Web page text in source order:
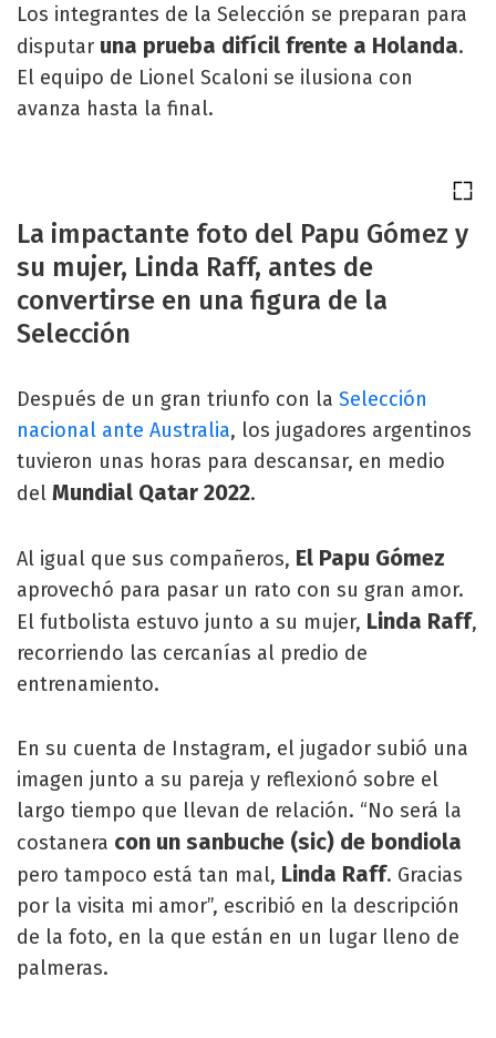
Los integrantes de la Selección se preparan para
disputar una prueba difícil frente a Holanda.
El equipo de Lionel Scaloni se ilusiona con
avanza hasta la final.
La impactante foto del Papu Gómez y
su mujer, Linda Raff, antes de
convertirse en una figura de la
Selección
Después de un gran triunfo con la Selección
nacional ante Australia, los jugadores argentinos
tuvieron unas horas para descansar, en medio
del Mundial Qatar 2022.
Al igual que sus compañeros, El Papu Gómez
aprovechó para pasar un rato con su gran amor.
El futbolista estuvo junto a su mujer, Linda Raff,
recorriendo las cercanías al predio de
entrenamiento.
En su cuenta de Instagram, el jugador subió una
imagen junto a su pareja y reflexionó sobre el
largo tiempo que llevan de relación. “No será la
costanera con un sanbuche (sic) de bondiola
pero tampoco está tan mal, Linda Raff. Gracias
por la visita mi amor”, escribió en la descripción
de la foto, en la que están en un lugar lleno de
palmeras.